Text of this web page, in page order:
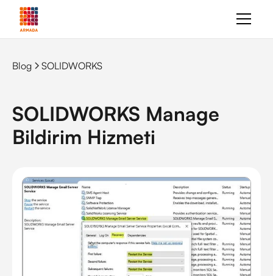
Blog SOLIDWORKS
SOLIDWORKS Manage
Bildirim Hizmeti